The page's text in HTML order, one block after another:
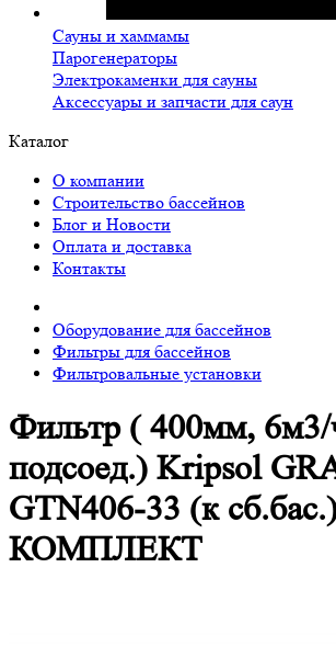
Сауны и хаммамы
Парогенераторы
Электрокаменки для сауны
Аксессуары и запчасти для саун
Каталог
О компании
Строительство бассейнов
Блог и Новости
Оплата и доставка
Контакты
Оборудование для бассейнов
Фильтры для бассейнов
Фильтровальные установки
Фильтр ( 400мм, 6м3/
подсоед.) Kripsol
GTN406-33 (к
КОМПЛЕКТ